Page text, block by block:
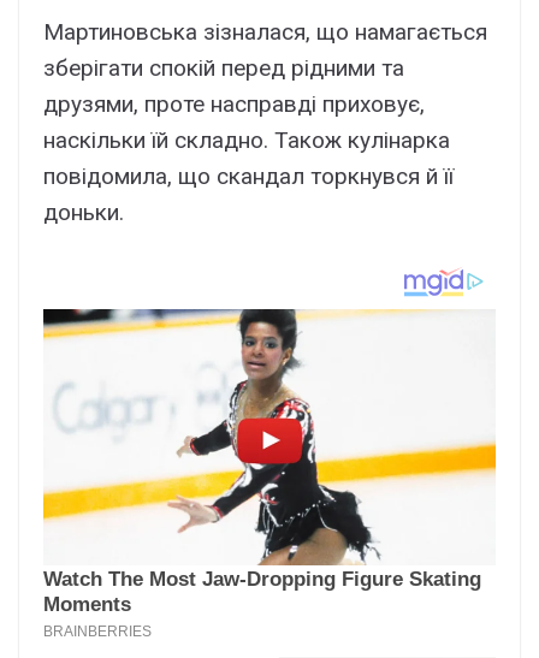
Мартиновська зізналася, що намагається
зберігати спокій перед рідними та
друзями, проте насправді приховує,
наскільки їй складно. Також кулінарка
повідомила, що скандал торкнувся й її
доньки.